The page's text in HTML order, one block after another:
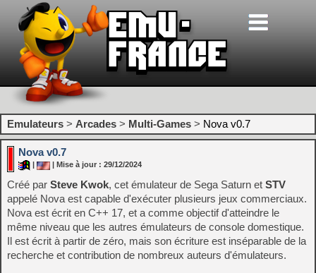
Emulateurs > Arcades > Multi-Games > Nova v0.7
Nova v0.7
| Mise à jour : 29/12/2024
Créé par Steve Kwok, cet émulateur de Sega Saturn et STV
appelé Nova est capable d'exécuter plusieurs jeux commerciaux.
Nova est écrit en C++ 17, et a comme objectif d'atteindre le
même niveau que les autres émulateurs de console domestique.
Il est écrit à partir de zéro, mais son écriture est inséparable de la
recherche et contribution de nombreux auteurs d'émulateurs.